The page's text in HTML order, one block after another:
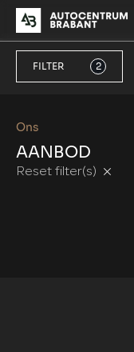
Ons
AANBOD
Reset filter(s)
FILTER 2